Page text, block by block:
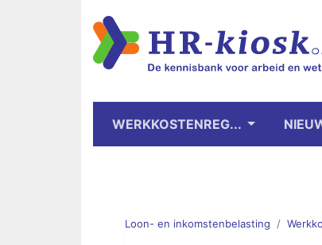
WERKKOSTENREG...
Loon- en inkomstenbelasting